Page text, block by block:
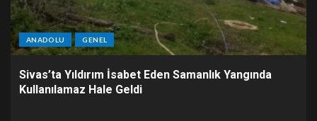
ANADOLU GENEL
Sivas’ta Yıldırım İsabet Eden Samanlık Yangında
Kullanılamaz Hale Geldi